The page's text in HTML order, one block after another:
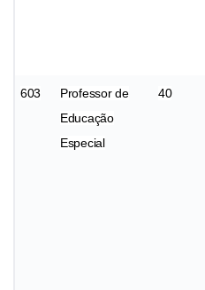
603
Professor de
Educação
Especial
40